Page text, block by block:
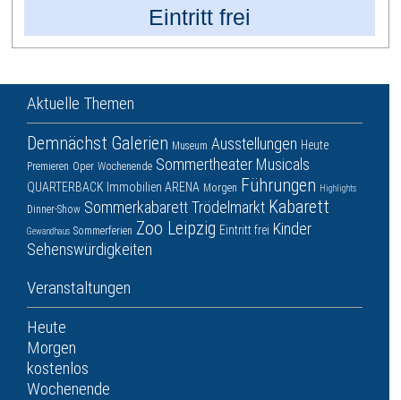
Eintritt frei
Aktuelle Themen
Demnächst Galerien Museum Ausstellungen Heute
Premieren Oper Wochenende Sommertheater Musicals
QUARTERBACK Immobilien ARENA Morgen Führungen Highlights
Dinner-Show SommerkabarettTrödelmarkt Kabarett
Gewandhaus Sommerferien Zoo Leipzig Eintritt frei Kinder
Sehenswürdigkeiten
Veranstaltungen
Heute
Morgen
kostenlos
Wochenende